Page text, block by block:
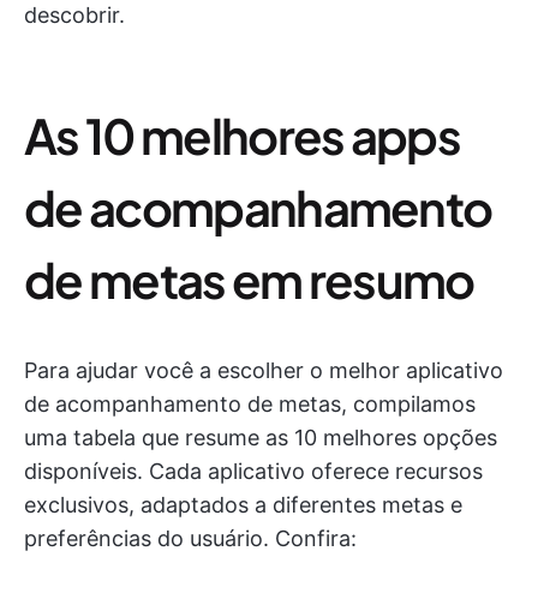
descobrir.
As 10 melhores apps
de acompanhamento
de metas em resumo
Para ajudar você a escolher o melhor aplicativo
de acompanhamento de metas, compilamos
uma tabela que resume as 10 melhores opções
disponíveis. Cada aplicativo oferece recursos
exclusivos, adaptados a diferentes metas e
preferências do usuário. Confira: